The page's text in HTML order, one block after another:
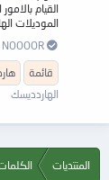
الموديلات الهامة 3-أخذ باك أب احتياطي للهارد
NOOOOR
قائمة
الهاردديسك
المنتديات